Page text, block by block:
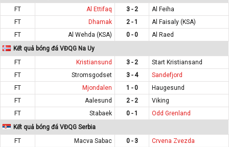
FT
Al Ettifaq 3 - 2
Al Feiha
FT
Dhamak 2 - 1
Al Faisaly (KSA)
FT
Al Wehda (KSA) 0 - 0
Al Raed
Kết quả bóng đá VĐQG Na Uy
FT
Kristiansund 3 - 2
Start Kristiansand
FT
Stromsgodset 3 - 4
Sandefjord
FT
Mjondalen 1 - 0
Haugesund
FT
Aalesund 2 - 2
Viking
FT
Stabaek 0 - 1
Odd Grenland
Kết quả bóng đá VĐQG Serbia
FT
Macva Sabac 0 - 3 Crvena Zvezda